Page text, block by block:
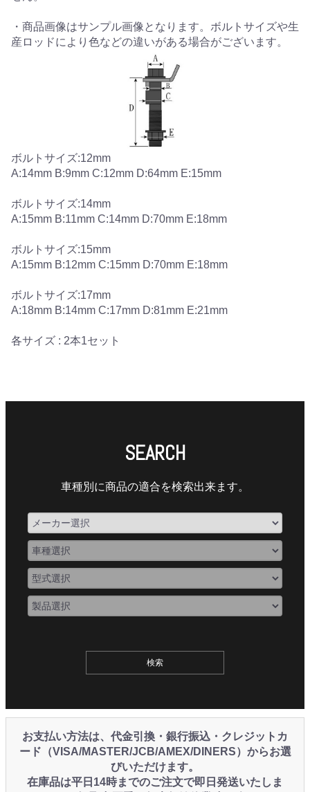
・商品画像はサンプル画像となります。ボルトサイズや生
産ロッドにより色などの違いがある場合がございます。
ボルトサイズ:12mm
A:14mm B:9mm C:12mm D:64mm E:15mm
ボルトサイズ:14mm
A:15mm B:11mm C:14mm D:70mm E:18mm
ボルトサイズ:15mm
A:15mm B:12mm C:15mm D:70mm E:18mm
ボルトサイズ:17mm
A:18mm B:14mm C:17mm D:81mm E:21mm
各サイズ : 2本1セット
SEARCH
車種別に商品の適合を検索出来ます。
お支払い方法は、代金引換・銀行振込・クレジットカ
ード（VISA/MASTER/JCB/AMEX/DINERS）からお選
びいただけます。
在庫品は平日14時までのご注文で即日発送いたしま